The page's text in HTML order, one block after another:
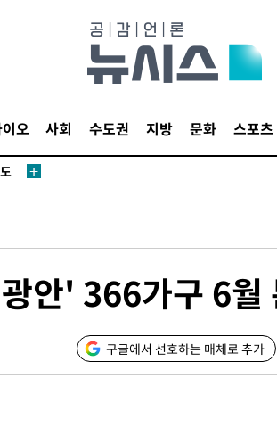
오 사회 수도권 지방 문화 스포츠
, 언
첫
안' 366가구 6월
구글에서 선호하는 매체로 추가